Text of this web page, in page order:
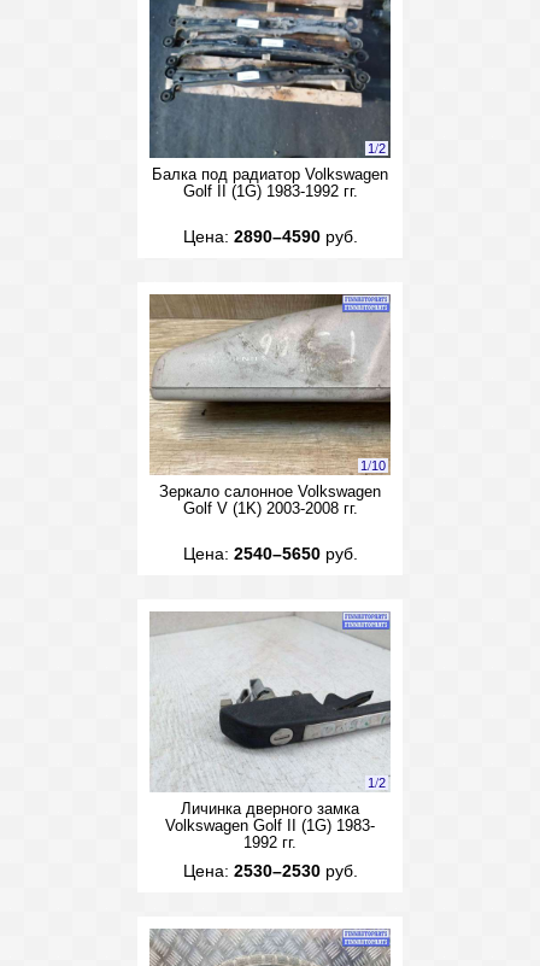
1/2
Балка под радиатор Volkswagen
Golf II (1G) 1983-1992 гг.
Цена: 2890–4590руб.
1/10
Зеркало салонное Volkswagen
Golf V (1K) 2003-2008 гг.
Цена: 2540–5650руб.
1/2
Личинка дверного замка
Volkswagen Golf II (1G) 1983-
1992 гг.
Цена: 2530–2530руб.